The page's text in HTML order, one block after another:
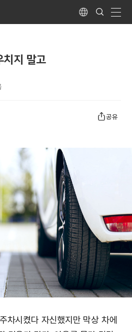
Language
Search
Submit
치지 말고
공유
차시켰다 자신했지만 막상 차에